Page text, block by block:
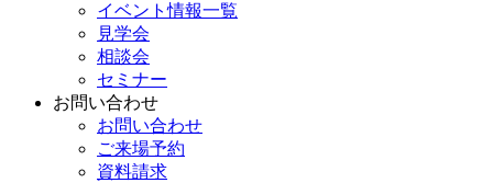
イベント情報一覧
見学会
相談会
セミナー
お問い合わせ
お問い合わせ
ご来場予約
資料請求